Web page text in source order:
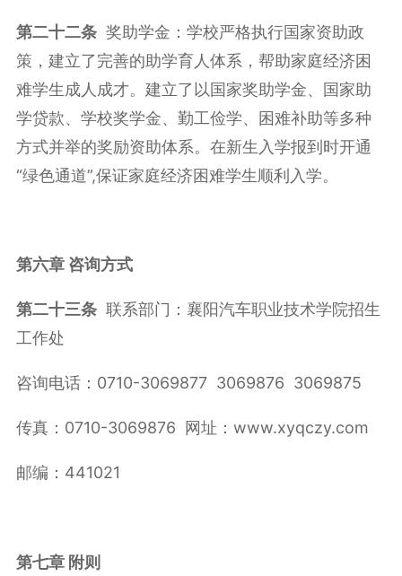
第二十二条奖助学金：学校严格执行国家资助政
策，建立了完善的助学育人体系，帮助家庭经济困
难学生成人成才。建立了以国家奖助学金、国家助
学贷款、学校奖学金、勤工俭学、困难补助等多种
方式并举的奖励资助体系。在新生入学报到时开通
“绿色通道”,保证家庭经济困难学生顺利入学。
第六章 咨询方式
第二十三条联系部门：襄阳汽车职业技术学院招生
工作处
咨询电话：0710-3069877 3069876 3069875
传真：0710-3069876 网址：www.xyqczy.com
邮编：441021
第七章 附则